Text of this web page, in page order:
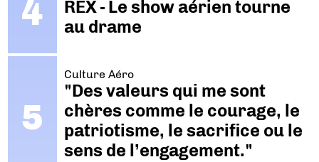
REX - Le show aérien tourne
au drame
Culture Aéro
"Des valeurs qui me sont
chères comme le courage, le
patriotisme, le sacrifice ou le
sens de l’engagement."